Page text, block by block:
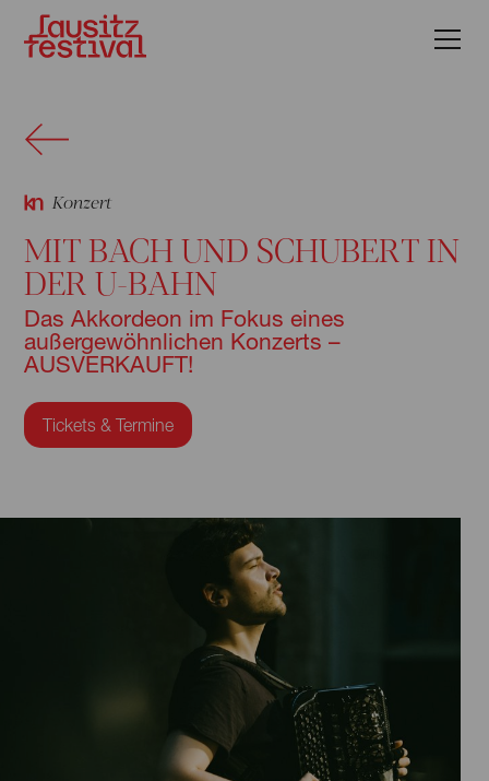
Konzert
MIT BACH UND SCHUBERT IN
DER U-BAHN
Das Akkordeon im Fokus eines
außergewöhnlichen Konzerts –
AUSVERKAUFT!
Tickets & Termine